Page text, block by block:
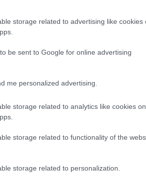
storage related to advertising like cookies
be sent to Google for online advertising
me personalized advertising.
storage related to analytics like cookies on
storage related to functionality of the
storage related to personalization.
utáni lázadó korszak
a szeretet és a béke utáni vágy